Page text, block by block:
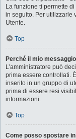
La funzione ti permette
in seguito. Per utilizzarle
Utente.
Top
Perché il mio
L’amministratore può
prima essere controllati.
inserito in un gruppo di
prima di essere resi
informazioni.
Top
Come posso spostare